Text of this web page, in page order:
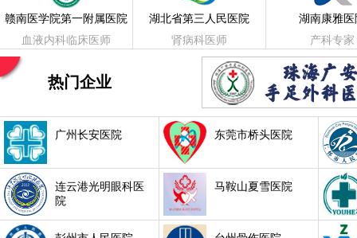
赣南医学院第一附属医院
血液内科临床医师
湖北省第三人民医院
肾病科医师
湖南康雅医
产科专家
热门企业
广州长安医院 东莞市桥头医院
连云港光明眼科医
院
马鞍山夏雪医院